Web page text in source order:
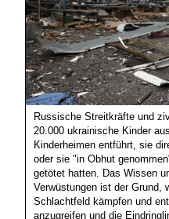
Russische Streitkräfte und
20.000 ukrainische Kinder
Kinderheimen entführt, sie
oder sie "in Obhut
getötet hatten. Das Wissen
Verwüstungen ist der Grund,
Schlachtfeld kämpfen und
anzugreifen und die